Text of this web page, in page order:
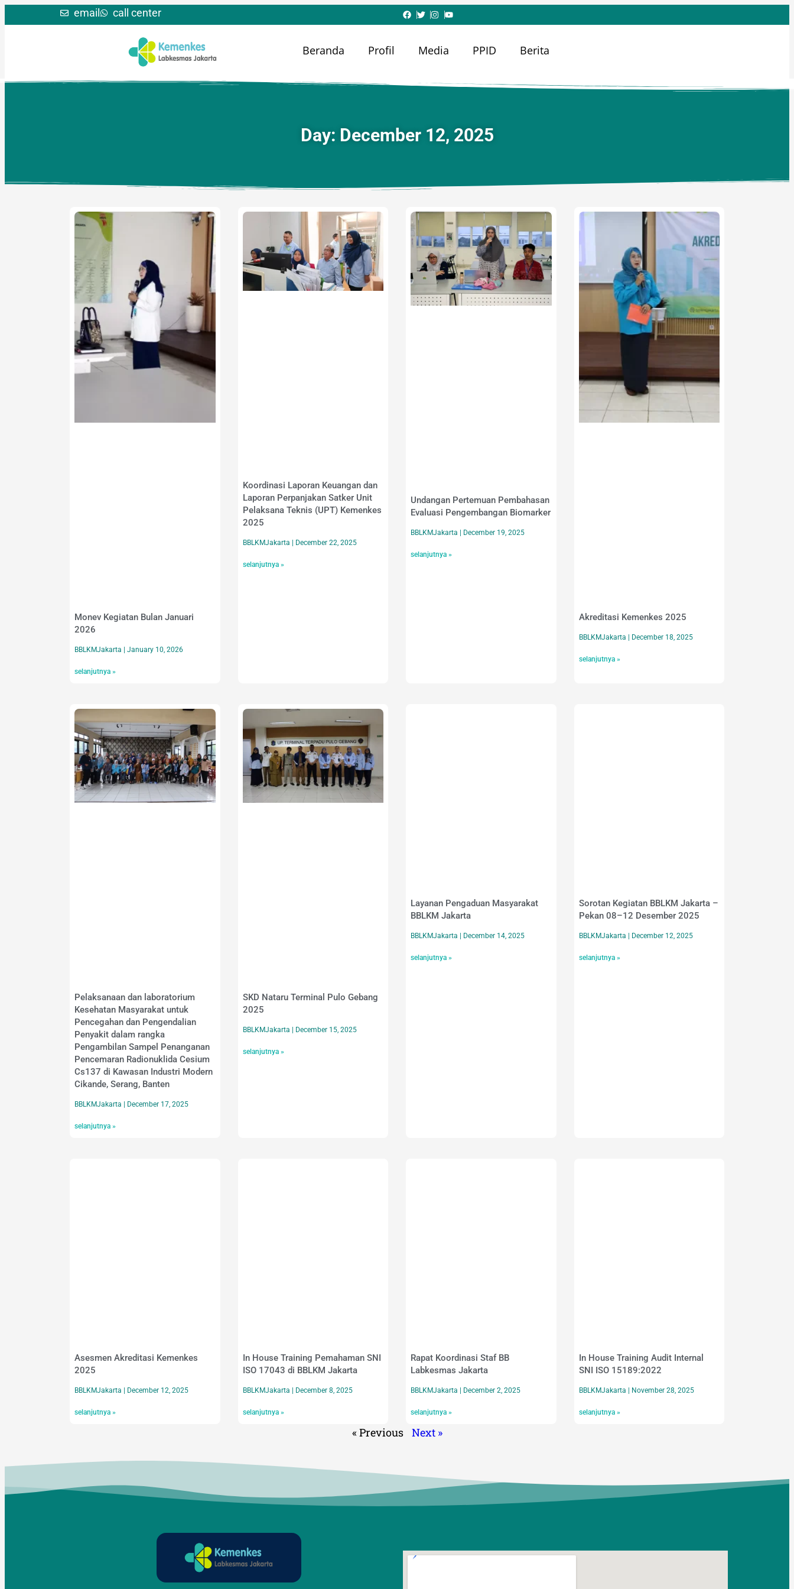
email call center
Beranda Profil Media PPID Berita
Day: December 12, 2025
Monev Kegiatan Bulan Januari
2026
BBLKMJakarta January 10, 2026
selanjutnya »
Koordinasi Laporan Keuangan dan
Laporan Perpanjakan Satker Unit
Pelaksana Teknis (UPT) Kemenkes
2025
BBLKMJakarta December 22, 2025
selanjutnya »
Undangan Pertemuan Pembahasan
Evaluasi Pengembangan Biomarker
BBLKMJakarta December 19, 2025
selanjutnya »
Akreditasi Kemenkes 2025
BBLKMJakarta December 18, 2025
selanjutnya »
Pelaksanaan dan laboratorium
Kesehatan Masyarakat untuk
Pencegahan dan Pengendalian
Penyakit dalam rangka
Pengambilan Sampel Penanganan
Pencemaran Radionuklida Cesium
Cs137 di Kawasan Industri Modern
Cikande, Serang, Banten
BBLKMJakarta December 17, 2025
selanjutnya »
SKD Nataru Terminal Pulo Gebang
2025
BBLKMJakarta December 15, 2025
selanjutnya »
Layanan Pengaduan Masyarakat
BBLKM Jakarta
BBLKMJakarta December 14, 2025
selanjutnya »
Sorotan Kegiatan BBLKM Jakarta –
Pekan 08–12 Desember 2025
BBLKMJakarta December 12, 2025
selanjutnya »
Asesmen Akreditasi Kemenkes
2025
BBLKMJakarta December 12, 2025
selanjutnya »
In House Training Pemahaman SNI
ISO 17043 di BBLKM Jakarta
BBLKMJakarta December 8, 2025
selanjutnya »
Rapat Koordinasi Staf BB
Labkesmas Jakarta
BBLKMJakarta December 2, 2025
selanjutnya »
In House Training Audit Internal
SNI ISO 15189:2022
BBLKMJakarta November 28, 2025
selanjutnya »
« Previous Next »